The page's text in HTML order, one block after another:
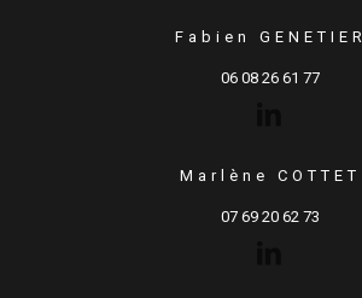
Fabien GENETIER
06 08 26 61 77
Marlène COTTET
07 69 20 62 73